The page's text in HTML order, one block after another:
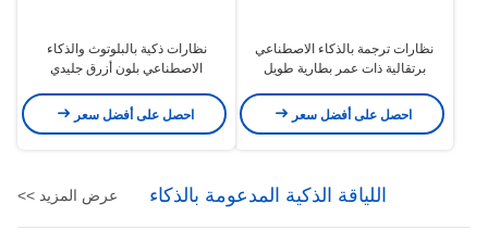
نظارات ترجمة بالذكاء الاصطناعي
برتقالية ذات عمر بطارية طويل
احصل على أفضل سعر
نظارات ذكية بالبلوتوث والذكاء
الاصطناعي بلون أزرق جليدي
احصل على أفضل سعر
اللياقة الذكية المدعومة بالذكاء
عرض المزيد >>